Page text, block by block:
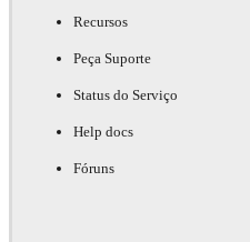
Recursos
Peça Suporte
Status do Serviço
Help docs
Fóruns